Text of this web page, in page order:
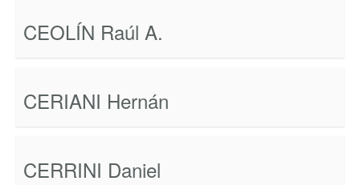
CEOLÍN Raúl A.
CERIANI Hernán
CERRINI Daniel